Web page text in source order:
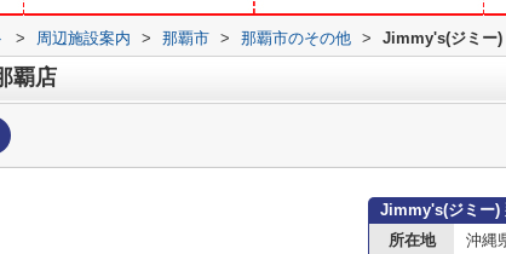
> 周辺施設案内 > 那覇市 > 那覇市のその他 > Jimmy's(ジミー)
覇店
Jimmy's(ジミー)
所在地
沖縄